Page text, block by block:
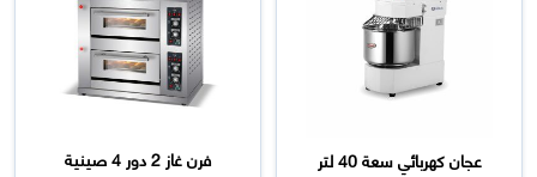
عجان كهربائي سعة 40 لتر فرن غاز 2 دور 4 صينية